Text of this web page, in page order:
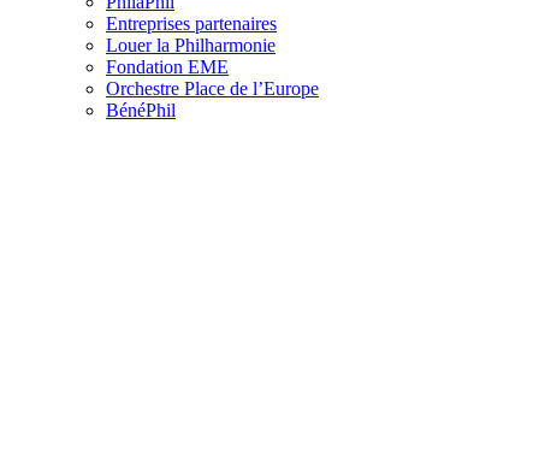
Entreprises partenaires
Louer la Philharmonie
Fondation EME
Orchestre Place de l’Europe
BénéPhil